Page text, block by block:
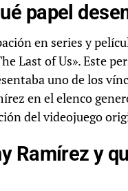
papel
en series y
Last of Us». Este
uno de los
en el elenco
del videojuego
Ramírez y